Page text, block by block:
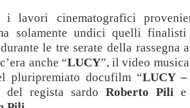
i lavori cinematografici
solamente undici quelli
le tre serate della rassegna
anche “LUCY”, il video
pluripremiato docufilm “LUCY
del regista sardo Roberto Pili e